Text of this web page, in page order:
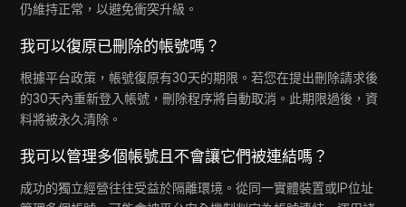
仍維持正常，以避免衝突升級。
我可以復原已刪除的帳號嗎？
根據平台政策，帳號復原有30天的期限。若您在提出刪除請求後
的30天內重新登入帳號，刪除程序將自動取消。此期限過後，資
料將被永久清除。
我可以管理多個帳號且不會讓它們被連結嗎？
成功的獨立經營往往受益於隔離環境。從同一實體裝置或IP位址